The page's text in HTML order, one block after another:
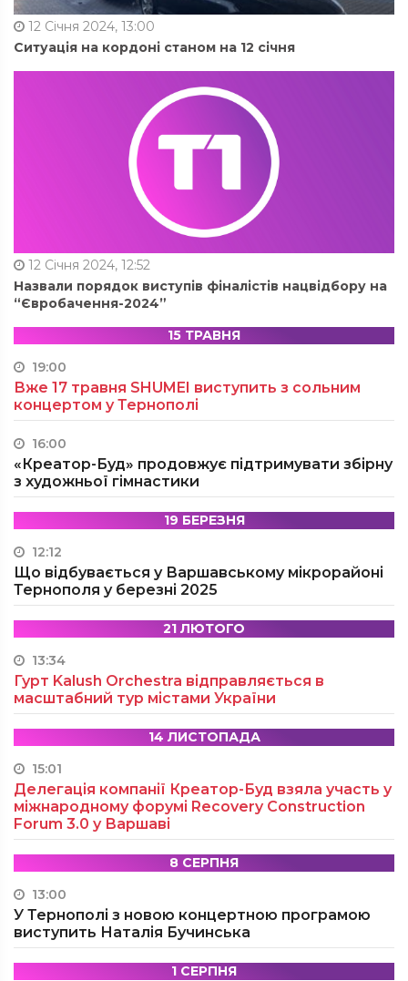
12 Січня 2024, 13:00
Ситуація на кордоні станом на 12 січня
12 Січня 2024, 12:52
Назвали порядок виступів фіналістів нацвідбору на
“Євробачення-2024”
15 ТРАВНЯ
19:00
Вже 17 травня SHUMEI виступить з сольним
концертом у Тернополі
16:00
«Креатор-Буд» продовжує підтримувати збірну
з художньої гімнастики
19 БЕРЕЗНЯ
12:12
Що відбувається у Варшавському мікрорайоні
Тернополя у березні 2025
21 ЛЮТОГО
13:34
Гурт Kalush Orchestra відправляється в
масштабний тур містами України
14 ЛИСТОПАДА
15:01
Делегація компанії Креатор-Буд взяла участь у
міжнародному форумі Recovery Construction
Forum 3.0 у Варшаві
8 СЕРПНЯ
13:00
У Тернополі з новою концертною програмою
виступить Наталія Бучинська
1 СЕРПНЯ